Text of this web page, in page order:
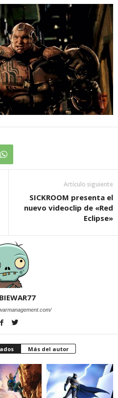
Artículo siguiente
SICKROOM presenta el
nuevo videoclip de «Red
Eclipse»
Más del autor